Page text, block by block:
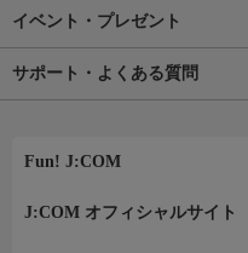
イベント・プレゼント
サポート・よくある質問
Fun! J:COM
J:COM オフィシャルサイト